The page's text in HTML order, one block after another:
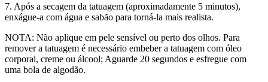
7. Após a secagem da tatuagem (aproximadamente 5 minutos),
enxágue-a com água e sabão para torná-la mais realista.
NOTA: Não aplique em pele sensível ou perto dos olhos. Para
remover a tatuagem é necessário embeber a tatuagem com óleo
corporal, creme ou álcool; Aguarde 20 segundos e esfregue com
uma bola de algodão.